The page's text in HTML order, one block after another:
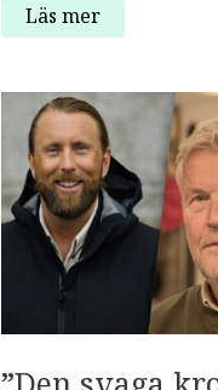
Röhnisch
nya
är
superimponerad
över
hållbarhetsresan
bolaget
har
gjort”
Läs mer